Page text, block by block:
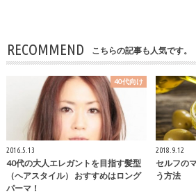
RECOMMEND こちらの記事も人気です。
40代向け
2016.5.13
40代の大人エレガントを目指す髪型
（ヘアスタイル） おすすめはロング
パーマ！
2018.9.12
セルフの
う方法